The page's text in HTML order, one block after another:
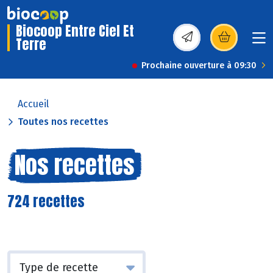
Biocoop Entre Ciel Et
Terre (s’ouvre dans une
Prochaine ouverture à 09:30
Accueil
Toutes nos recettes
Nos recettes
724 recettes